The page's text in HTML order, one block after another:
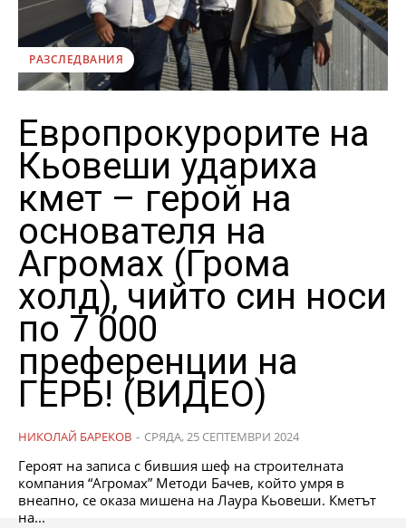
РАЗСЛЕДВАНИЯ
Европрокурорите на
Кьовеши удариха
кмет – герой на
основателя на
Агромах (Грома
холд), чийто син носи
по 7 000
преференции на
ГЕРБ! (ВИДЕО)
НИКОЛАЙ БАРЕКОВ - СРЯДА, 25 СЕПТЕМВРИ 2024
Героят на записа с бившия шеф на строителната
компания “Агромах” Методи Бачев, който умря в
внеапно, се оказа мишена на Лаура Кьовеши. Кметът
на...